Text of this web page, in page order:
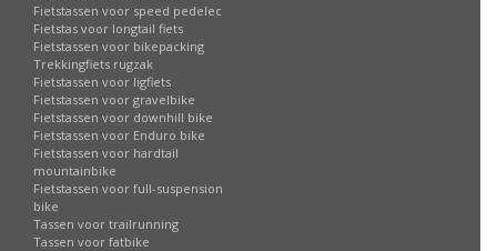
Fietstassen voor speed pedelec
Fietstas voor longtail fiets
Fietstassen voor bikepacking
Trekkingfiets rugzak
Fietstassen voor ligfiets
Fietstassen voor gravelbike
Fietstassen voor downhill bike
Fietstassen voor Enduro bike
Fietstassen voor hardtail
mountainbike
Fietstassen voor full-suspension
bike
Tassen voor trailrunning
Tassen voor fatbike